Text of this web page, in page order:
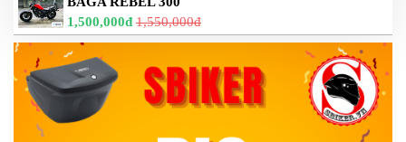
1,500,000đ 1,550,000đ